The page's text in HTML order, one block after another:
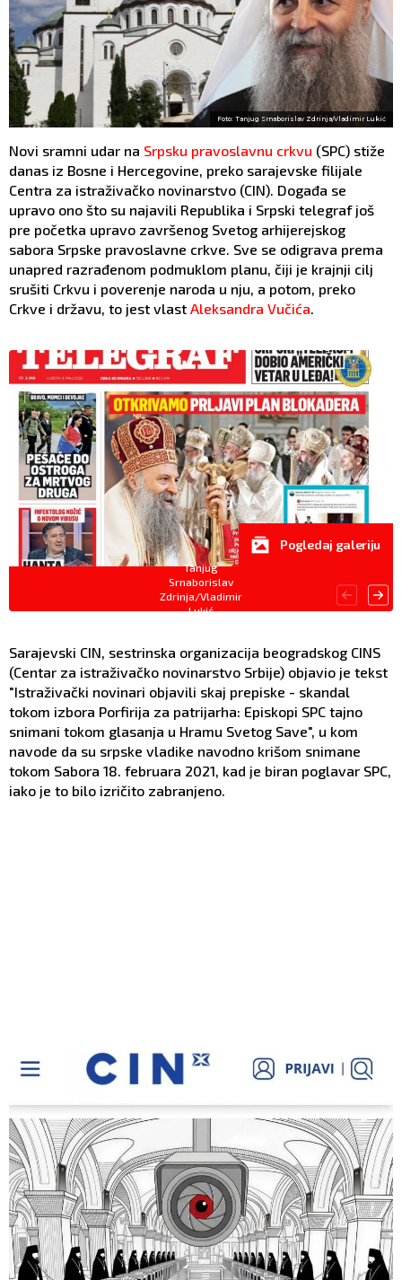
Foto: Tanjug Srnaborislav Zdrinja/Vladimir Lukić
Novi sramni udar na Srpsku pravoslavnu crkvu (SPC) stiže
danas iz Bosne i Hercegovine, preko sarajevske filijale
Centra za istraživačko novinarstvo (CIN). Događa se
upravo ono što su najavili Republika i Srpski telegraf još
pre početka upravo završenog Svetog arhijerejskog
sabora Srpske pravoslavne crkve. Sve se odigrava prema
unapred razrađenom podmuklom planu, čiji je krajnji cilj
srušiti Crkvu i poverenje naroda u nju, a potom, preko
Crkve i državu, to jest vlast Aleksandra Vučića.
Tanjug
Srnaborislav
Zdrinja/Vladimir
Lukić
Pogledaj galeriju
Sarajevski CIN, sestrinska organizacija beogradskog CINS
(Centar za istraživačko novinarstvo Srbije) objavio je tekst
"Istraživački novinari objavili skaj prepiske - skandal
tokom izbora Porfirija za patrijarha: Episkopi SPC tajno
snimani tokom glasanja u Hramu Svetog Save", u kom
navode da su srpske vladike navodno krišom snimane
tokom Sabora 18. februara 2021, kad je biran poglavar SPC,
iako je to bilo izričito zabranjeno.